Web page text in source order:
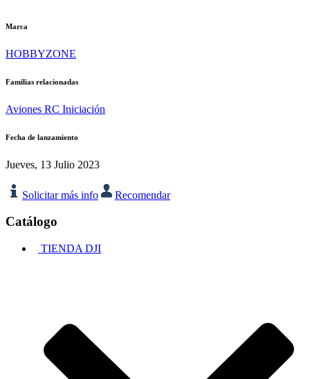
Marca
HOBBYZONE
Familias relacionadas
Aviones RC Iniciación
Fecha de lanzamiento
Jueves, 13 Julio 2023
Solicitar más info Recomendar
Catálogo
TIENDA DJI